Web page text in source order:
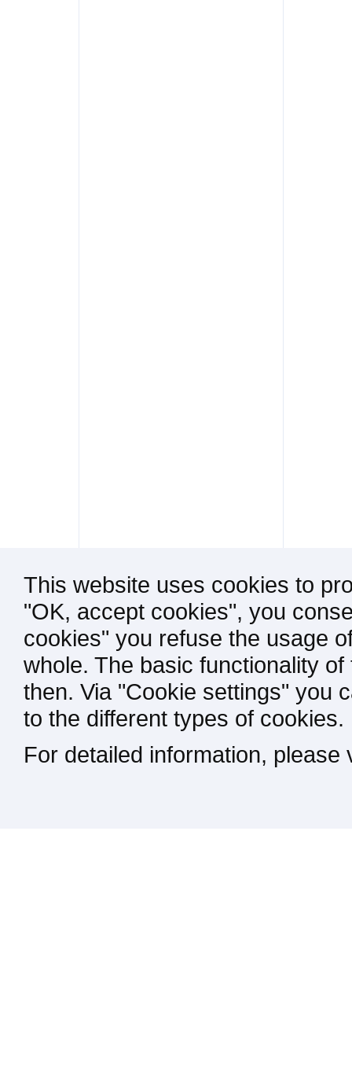
This website uses cookies to
"OK, accept cookies", you
cookies" you refuse the usage
whole. The basic functionality
then. Via "Cookie settings" you
to the different types of cookies.
For detailed information,